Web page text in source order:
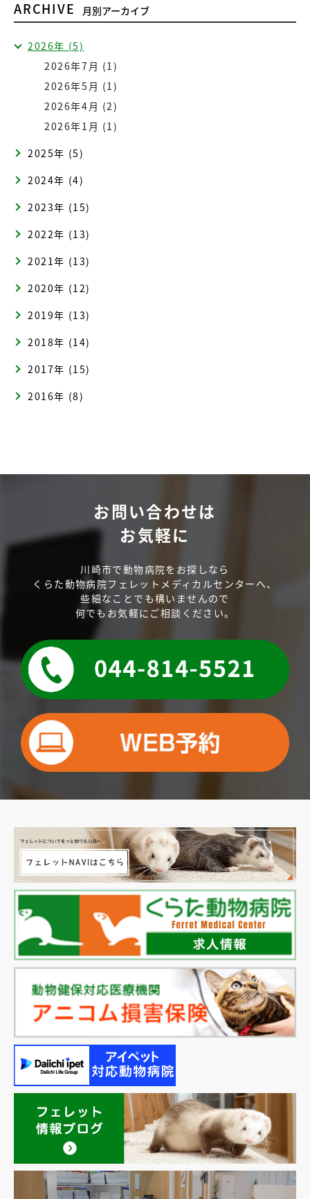
ARCHIVE 月別アーカイブ
2026年 (5)
2026年7月 (1)
2026年5月 (1)
2026年4月 (2)
2026年1月 (1)
2025年 (5)
2024年 (4)
2023年 (15)
2022年 (13)
2021年 (13)
2020年 (12)
2019年 (13)
2018年 (14)
2017年 (15)
2016年 (8)
お問い合わせは
お気軽に
川崎市で動物病院をお探しなら
くらた動物病院フェレットメディカルセンターへ、
些細なことでも構いませんので
何でもお気軽にご相談ください。